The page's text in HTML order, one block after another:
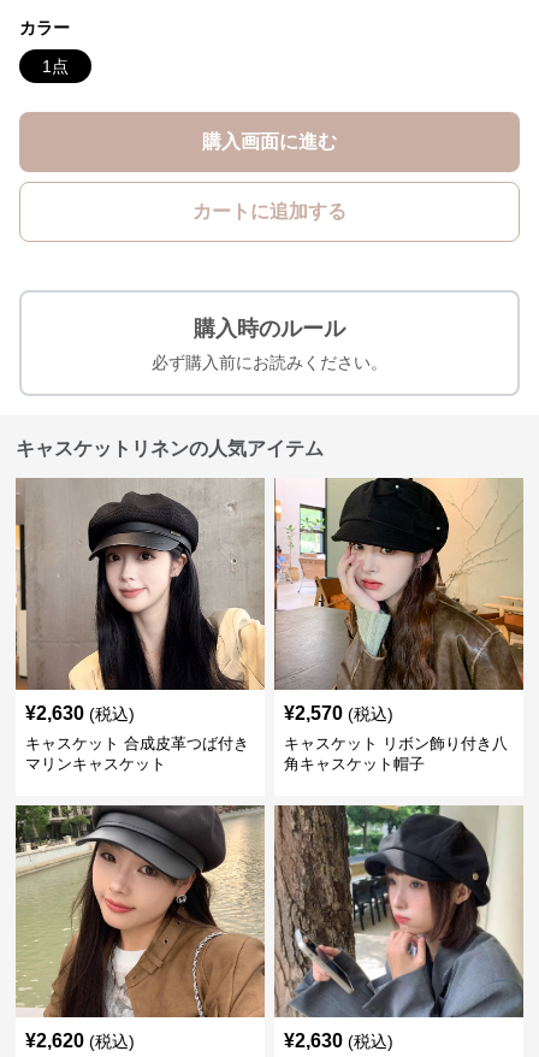
カラー
1点
購入画面に進む
カートに追加する
購入時のルール
必ず購入前にお読みください。
キャスケットリネンの人気アイテム
¥2,630 (税込)
キャスケット 合成皮革つば付き
マリンキャスケット
¥2,570 (税込)
キャスケット リボン飾り付き八
角キャスケット帽子
¥2,620 (税込) ¥2,630 (税込)